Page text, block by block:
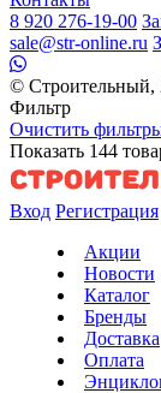
8 920 276-19-00
sale@str-online.ru
© Строительный,
Фильтр
Очистить
Показать 144
Вход Регистрация
Акции
Новости
Каталог
Бренды
Доставка
Оплата